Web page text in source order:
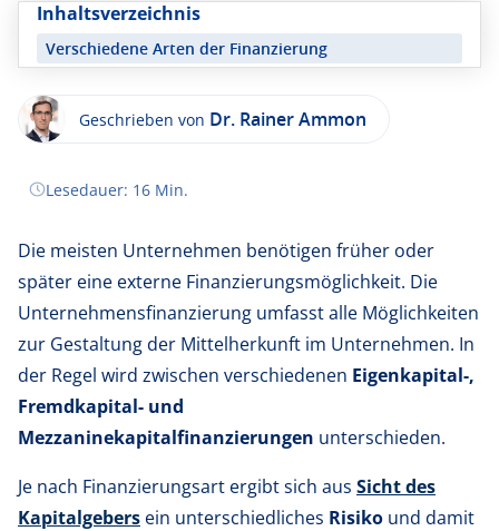
Inhaltsverzeichnis
Verschiedene Arten der Finanzierung
Das Kredit-Eigenkapital
Der Finanzplan: Lückenlose Bestandsaufnahme
Welten wird kombiniert
Finanzierung - Schritte für Schritt zur
Finanzierungsoptionen: Ausgewählte Alternativen
auf einen Blick
Geschrieben von Dr. Rainer Ammon
Lesedauer: 16 Min.
Die meisten Unternehmen benötigen früher oder
später eine externe Finanzierungsmöglichkeit. Die
Unternehmensfinanzierung umfasst alle Möglichkeiten
zur Gestaltung der Mittelherkunft im Unternehmen. In
der Regel wird zwischen verschiedenen Eigenkapital-,
Fremdkapital- und
Mezzaninekapitalfinanzierungen unterschieden.
Je nach Finanzierungsart ergibt sich aus Sicht des
Kapitalgebers ein unterschiedliches Risiko und damit